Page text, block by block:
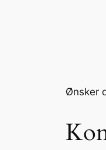
Ønsker